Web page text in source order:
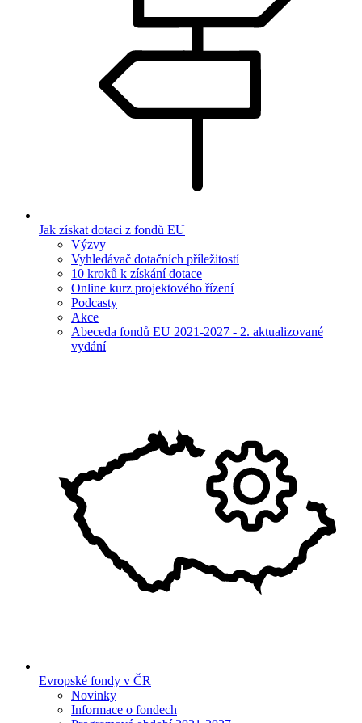
Jak získat dotaci z fondů EU
Výzvy
Vyhledávač dotačních příležitostí
10 kroků k získání dotace
Online kurz projektového řízení
Podcasty
Akce
Abeceda fondů EU 2021-2027 - 2. aktualizované
vydání
Evropské fondy v ČR
Novinky
Informace o fondech